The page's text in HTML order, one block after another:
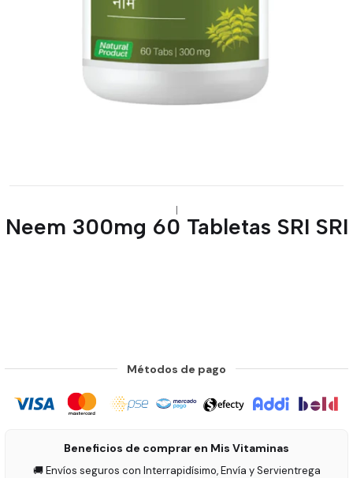
|
Neem 300mg 60 Tabletas SRI SRI
Métodos de pago
Beneficios de comprar en Mis Vitaminas
🚚 Envíos seguros con Interrapidísimo, Envía y Servientrega